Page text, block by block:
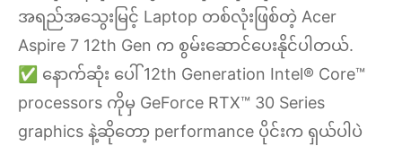
အရည်အသွေးမြင့် Laptop တစ်လုံးဖြစ်တဲ့ Acer
Aspire 7 12th Gen က စွမ်းဆောင်ပေးနိုင်ပါတယ်.
✅ နောက်ဆုံး ပေါ် 12th Generation Intel® Core™
processors ကိုမှ GeForce RTX™ 30 Series
graphics နဲ့ဆိုတော့ performance ပိုင်းက ရှယ်ပါပဲ